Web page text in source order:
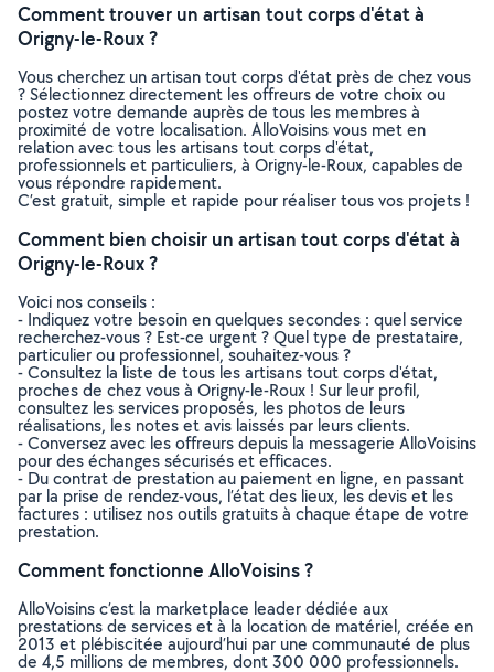
Comment trouver un artisan tout corps d'état à
Origny-le-Roux ?
Vous cherchez un artisan tout corps d'état près de chez vous
? Sélectionnez directement les offreurs de votre choix ou
postez votre demande auprès de tous les membres à
proximité de votre localisation. AlloVoisins vous met en
relation avec tous les artisans tout corps d'état,
professionnels et particuliers, à Origny-le-Roux, capables de
vous répondre rapidement.
C’est gratuit, simple et rapide pour réaliser tous vos projets !
Comment bien choisir un artisan tout corps d'état à
Origny-le-Roux ?
Voici nos conseils :
- Indiquez votre besoin en quelques secondes : quel service
recherchez-vous ? Est-ce urgent ? Quel type de prestataire,
particulier ou professionnel, souhaitez-vous ?
- Consultez la liste de tous les artisans tout corps d'état,
proches de chez vous à Origny-le-Roux ! Sur leur profil,
consultez les services proposés, les photos de leurs
réalisations, les notes et avis laissés par leurs clients.
- Conversez avec les offreurs depuis la messagerie AlloVoisins
pour des échanges sécurisés et efficaces.
- Du contrat de prestation au paiement en ligne, en passant
par la prise de rendez-vous, l’état des lieux, les devis et les
factures : utilisez nos outils gratuits à chaque étape de votre
prestation.
Comment fonctionne AlloVoisins ?
AlloVoisins c’est la marketplace leader dédiée aux
prestations de services et à la location de matériel, créée en
2013 et plébiscitée aujourd’hui par une communauté de plus
de 4,5 millions de membres, dont 300 000 professionnels.